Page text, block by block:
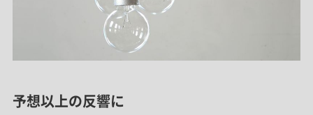
予想以上の反響に